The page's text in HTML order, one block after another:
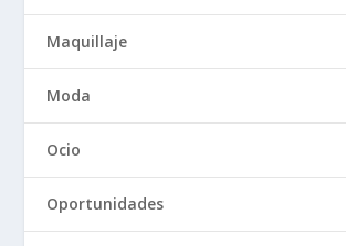
Maquillaje
Moda
Ocio
Oportunidades